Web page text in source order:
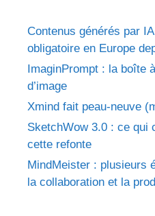
Contenus générés par
obligatoire en Europe
ImaginPrompt : la boîte
d’image
Xmind fait peau-neuve
SketchWow 3.0 : ce qui
cette refonte
MindMeister : plusieurs
la collaboration et la